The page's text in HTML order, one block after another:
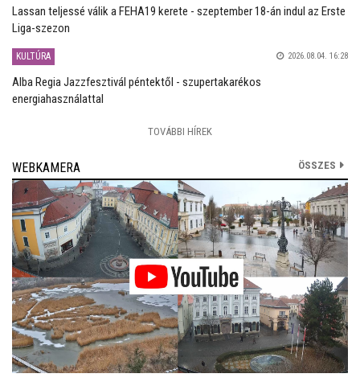
Lassan teljessé válik a FEHA19 kerete - szeptember 18-án indul az Erste
Liga-szezon
KULTÚRA 2026.08.04. 16:28
Alba Regia Jazzfesztivál péntektől - szupertakarékos
energiahasználattal
TOVÁBBI HÍREK
WEBKAMERA ÖSSZES